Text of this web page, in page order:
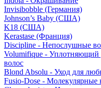
Invisibobble (Германия)
Johnson’s Baby (США)
K18 (США)
Kerastase (Франция)
Discipline - Непослушные
Volumifique - Уплотняющий
волос
Blond Absolu - Уход для
Fusio-Dose - Молекулярные